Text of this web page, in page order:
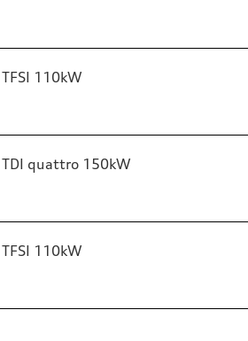
TFSI 110kW
TDI quattro 150kW
TFSI 110kW